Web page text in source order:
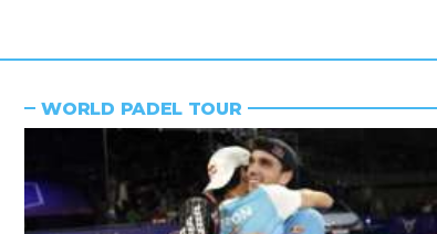
WORLD PADEL TOUR